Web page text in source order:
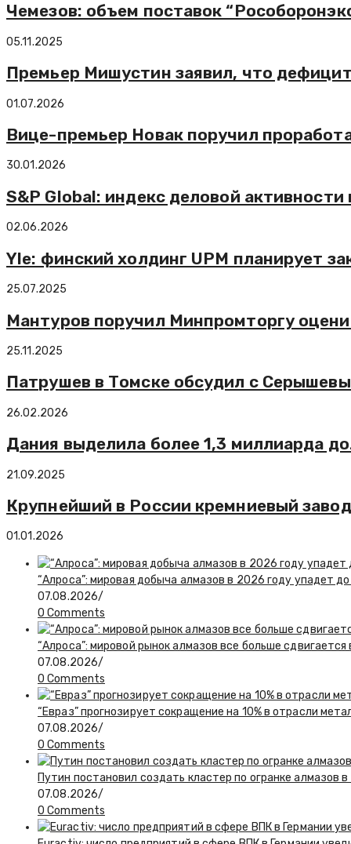
Чемезов: объем поставок
05.11.2025
Премьер Мишустин заявил, что
01.07.2026
Вице-премьер Новак поручил
30.01.2026
S&P Global: индекс деловой
02.06.2026
Yle: финский холдинг UPM планирует
25.07.2025
Мантуров поручил Минпромторгу
25.11.2025
Патрушев в Томске обсудил с
26.02.2026
Дания выделила более 1,3 миллиарда
21.09.2025
Крупнейший в России кремниевый
01.01.2026
“Алроса”: мировая добыча алмазов в 2026 году упадет
07.08.2026/
0 Comments
“Алроса”: мировой рынок алмазов все больше
07.08.2026/
0 Comments
“Евраз” прогнозирует сокращение на 10% в отрасли
07.08.2026/
0 Comments
Путин постановил создать кластер по огранке алмазов
07.08.2026/
0 Comments